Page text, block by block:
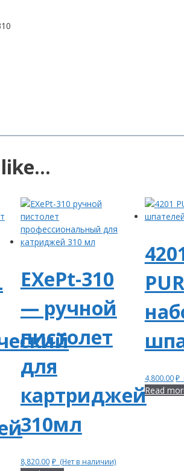
like…
EXePt-310
— ручной
пистолет
для
картриджей
310мл
8,820.00 ₽(Нет в наличии)
4,800.00 ₽
Read